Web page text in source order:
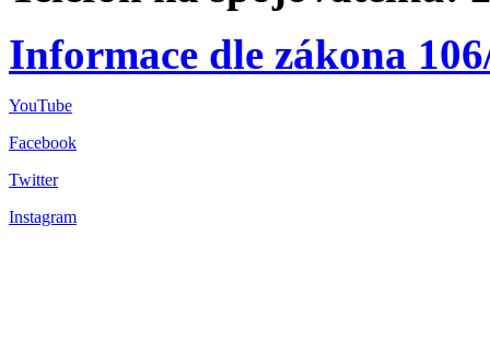
Informace dle zákona
YouTube
Facebook
Twitter
Instagram